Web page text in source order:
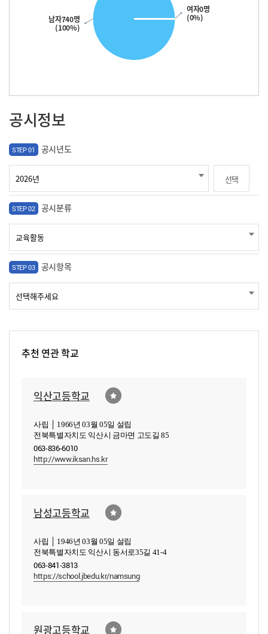
남자740명
(100%)
여자0명
(0%)
공시정보
STEP 01 공시년도
선택
STEP 02 공시분류
STEP 03 공시항목
추천 연관 학교
익산고등학교
사립 │ 1966년 03월 05일 설립
전북특별자치도 익산시 금마면 고도길 85
063-836-6010
http://www.iksan.hs.kr
남성고등학교
사립 │ 1946년 03월 05일 설립
전북특별자치도 익산시 동서로35길 41-4
063-841-3813
https://school.jbedu.kr/namsung
원광고등학교